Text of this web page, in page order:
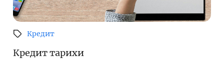
Кредит
Кредит тарихи